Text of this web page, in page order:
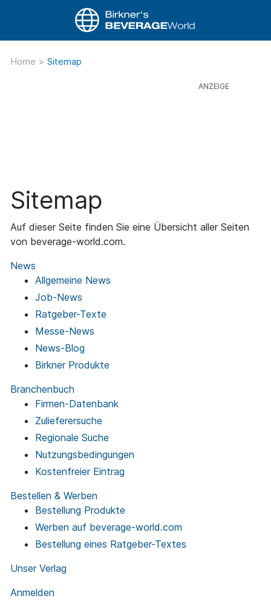
Home > Sitemap
Sitemap
Auf dieser Seite finden Sie eine Übersicht aller Seiten
von beverage-world.com.
News
Allgemeine News
Job-News
Ratgeber-Texte
Messe-News
News-Blog
Birkner Produkte
Branchenbuch
Firmen-Datenbank
Zulieferersuche
Regionale Suche
Nutzungsbedingungen
Kostenfreier Eintrag
Bestellen & Werben
Bestellung Produkte
Werben auf beverage-world.com
Bestellung eines Ratgeber-Textes
Unser Verlag
Anmelden